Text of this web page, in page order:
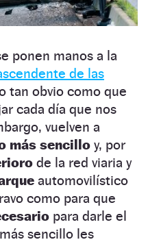
ponen manos a la
de las
tan obvio como que
cada día que nos
vuelven a
más sencillo y, por
de la red viaria y
automovilístico
como para que
para darle el
sencillo les